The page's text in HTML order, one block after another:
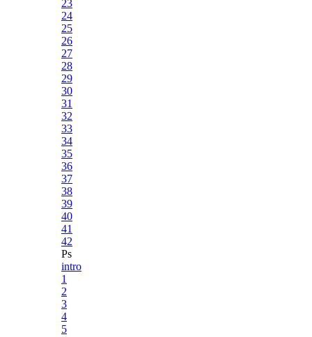
23
24
25
26
27
28
29
30
31
32
33
34
35
36
37
38
39
40
41
42
Ps
intro
1
2
3
4
5